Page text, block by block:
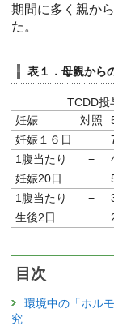
期間に多く親か
た。
表１．母親から
TCDD投
妊娠
対照
妊娠１６日
1腹当たり
−
妊娠20日
1腹当たり
−
生後2日
目次
環境中の「ホル
究